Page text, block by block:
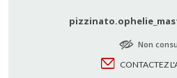
Non
CONTACTEZ